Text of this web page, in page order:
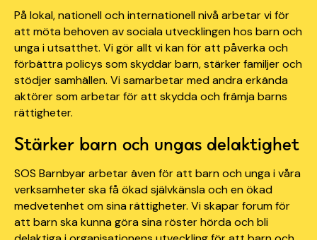
På lokal, nationell och internationell nivå arbetar vi för
att möta behoven av sociala utvecklingen hos barn och
unga i utsatthet. Vi gör allt vi kan för att påverka och
förbättra policys som skyddar barn, stärker familjer och
stödjer samhällen. Vi samarbetar med andra erkända
aktörer som arbetar för att skydda och främja barns
rättigheter.
Stärker barn och ungas delaktighet
SOS Barnbyar arbetar även för att barn och unga i våra
verksamheter ska få ökad självkänsla och en ökad
medvetenhet om sina rättigheter. Vi skapar forum för
att barn ska kunna göra sina röster hörda och bli